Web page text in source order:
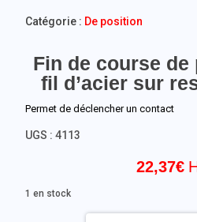
Fin de course
fil d’acier sur
22,37€
Permet de déclencher un contact
1 en stock
UGS :4113
Catégorie : De position